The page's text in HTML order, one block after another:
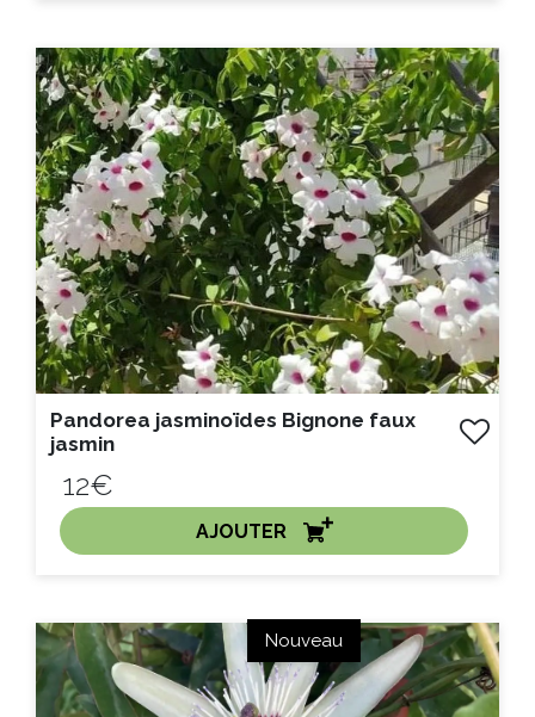
Litre :
Pandorea jasminoïdes Bignone faux
jasmin
12€
AJOUTER
ACHAT EXPRESS
Litre :
Nouveau